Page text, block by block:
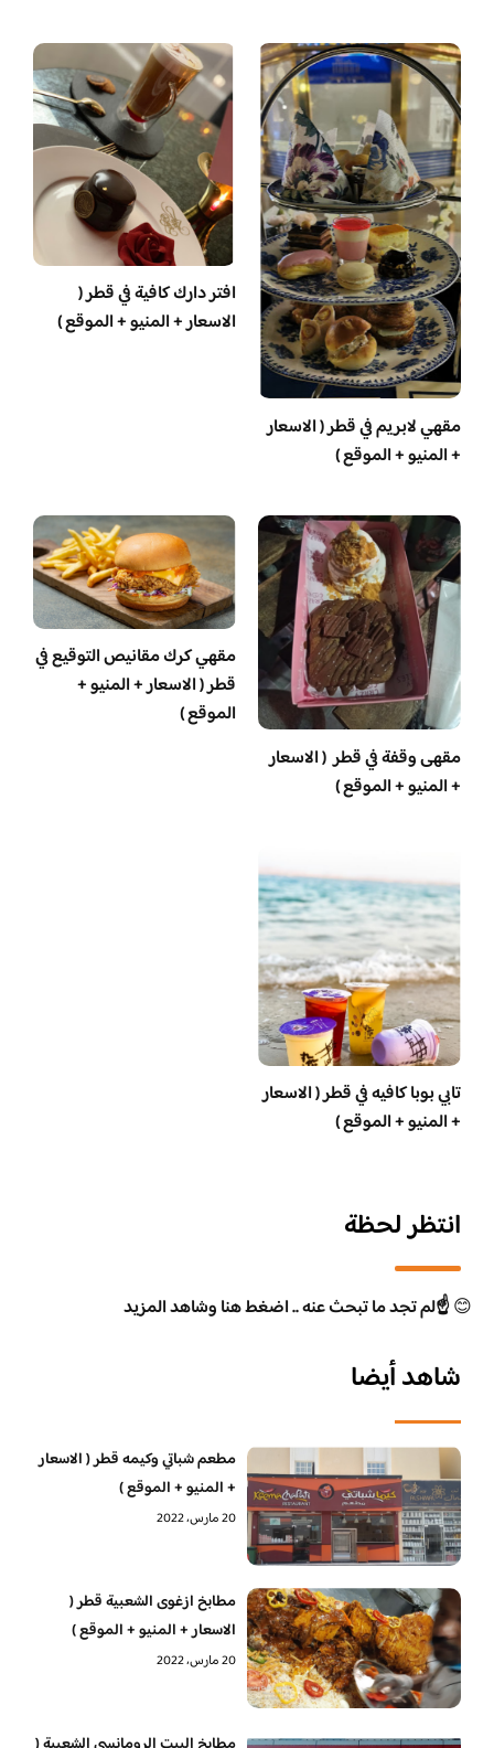
مقهي لابريم في قطر ( الاسعار
+ المنيو + الموقع )
افتر دارك كافية في قطر (
الاسعار + المنيو + الموقع )
مقهى وقفة في قطر ( الاسعار
+ المنيو + الموقع )
مقهي كرك مقانيص التوقيع في
قطر ( الاسعار + المنيو +
الموقع )
تابي بوبا كافيه في قطر ( الاسعار
+ المنيو + الموقع )
انتظر لحظة
😊☝️لم تجد ما تبحث عنه .. اضغط هنا وشاهد المزيد
شاهد أيضا
مطعم شباتي وكيمه قطر ( الاسعار
+ المنيو + الموقع )
20 مارس، 2022
مطابخ ازغوى الشعبية قطر (
الاسعار + المنيو + الموقع )
20 مارس، 2022